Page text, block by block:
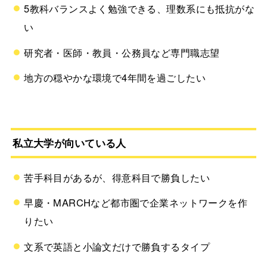
5教科バランスよく勉強できる、理数系にも抵抗がな
い
研究者・医師・教員・公務員など専門職志望
地方の穏やかな環境で4年間を過ごしたい
私立大学が向いている人
苦手科目があるが、得意科目で勝負したい
早慶・MARCHなど都市圏で企業ネットワークを作
りたい
文系で英語と小論文だけで勝負するタイプ